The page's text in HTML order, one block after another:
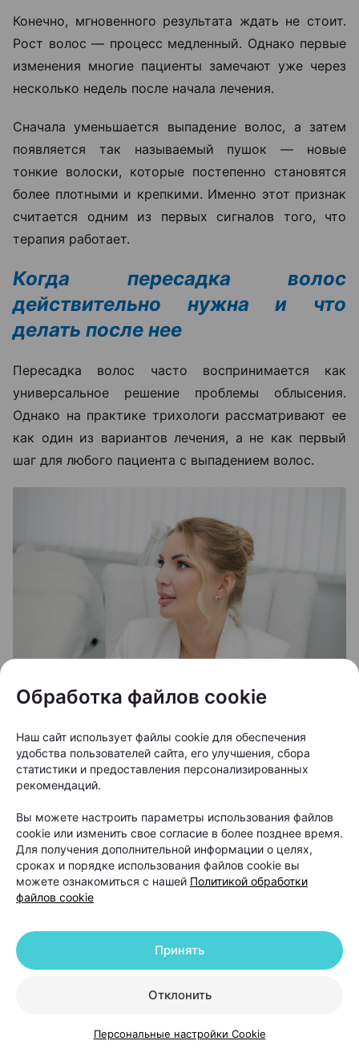
Конечно, мгновенного результата ждать не стоит.
Рост волос — процесс медленный. Однако первые
изменения многие пациенты замечают уже через
несколько недель после начала лечения.
Сначала уменьшается выпадение волос, а затем
появляется так называемый пушок — новые
тонкие волоски, которые постепенно становятся
более плотными и крепкими. Именно этот признак
считается одним из первых сигналов того, что
терапия работает.
Когда пересадка волос
действительно нужна и что
делать после нее
Пересадка волос часто воспринимается как
универсальное решение проблемы облысения.
Однако на практике трихологи рассматривают ее
как один из вариантов лечения, а не как первый
шаг для любого пациента с выпадением волос.
Как правило, пересадку рекомендуют людям с
выраженной андрогенетической алопецией, когда
волосы значительно поредели в лобной или
позволяют добиться заметного улучшения.
Обработка файлов cookie
Наш сайт использует файлы cookie для обеспечения
удобства пользователей сайта, его улучшения, сбора
статистики и предоставления персонализированных
рекомендаций.
Вы можете настроить параметры использования файлов
cookie или изменить свое согласие в более позднее время.
Для получения дополнительной информации о целях,
сроках и порядке использования файлов cookie вы
можете ознакомиться с нашей Политикой обработки
файлов cookie
Отклонить
Принять
Персональные настройки Cookie